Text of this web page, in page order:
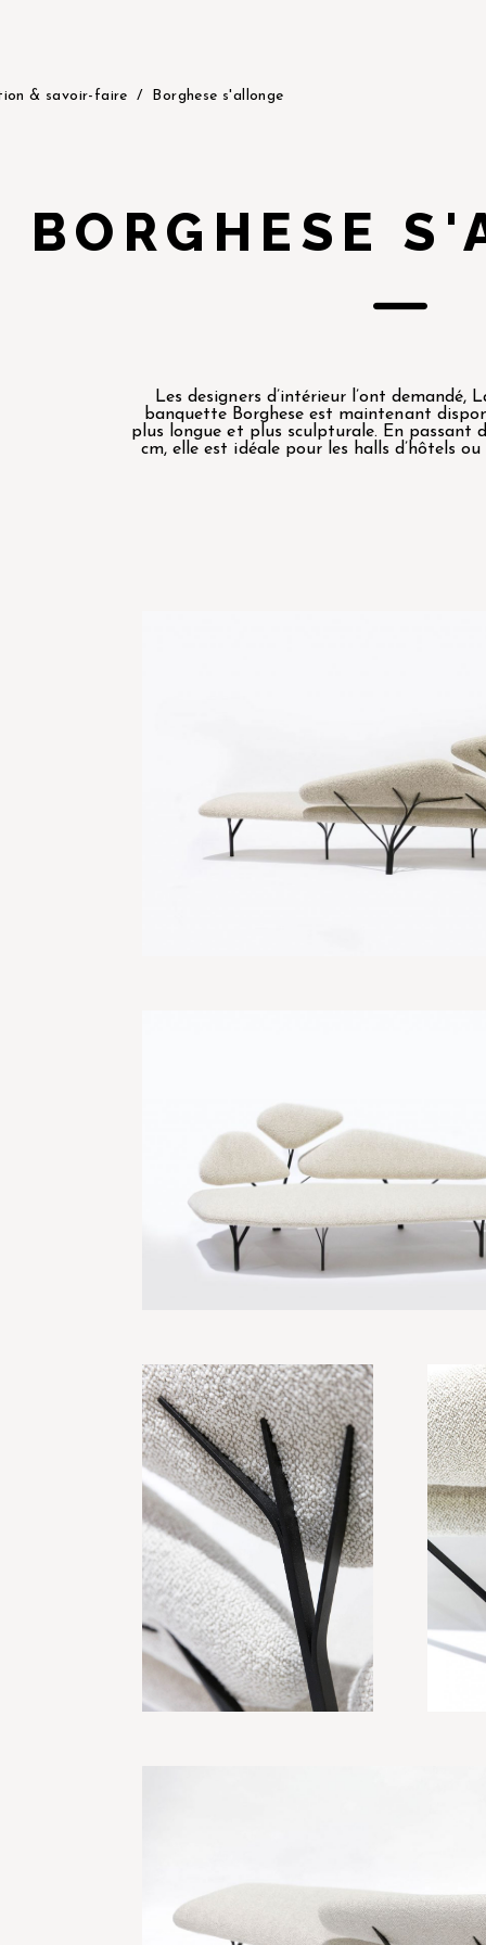
& savoir-faire Borghese s'allonge
BORGHESE
Les designers d’intérieur l’ont demandé,
banquette Borghese est maintenant
plus longue et plus sculpturale. En passant
cm, elle est idéale pour les halls d’hôtels ou